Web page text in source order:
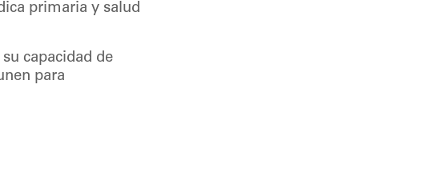
primaria y salud
capacidad de
para